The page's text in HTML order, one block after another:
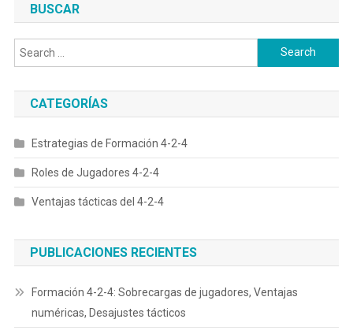
BUSCAR
Search
for:
CATEGORÍAS
Estrategias de Formación 4-2-4
Roles de Jugadores 4-2-4
Ventajas tácticas del 4-2-4
PUBLICACIONES RECIENTES
Formación 4-2-4: Sobrecargas de jugadores, Ventajas
numéricas, Desajustes tácticos